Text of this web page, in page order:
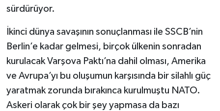
sürdürüyor.
İkinci dünya savaşının sonuçlanması ile SSCB’nin
Berlin’e kadar gelmesi, birçok ülkenin sonradan
kurulacak Varşova Paktı’na dahil olması, Amerika
ve Avrupa’yı bu oluşumun karşısında bir silahlı güç
yaratmak zorunda bırakınca kurulmuştu NATO.
Askeri olarak çok bir şey yapmasa da bazı